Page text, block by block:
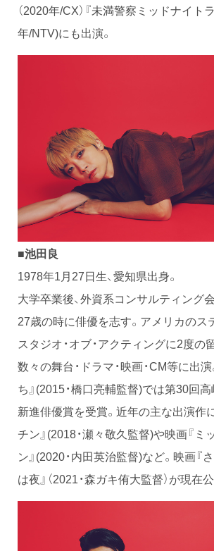
（2020年/CX）『未満警察ミッドナイト
年/NTV)にも出演。
■池田良
1978年1月27日生、愛知県出身。
大学卒業後、外資系コンサルティング
27歳の時に俳優を志す。アメリカのス
スタジオ・オブ・アクティングに2度の
数々の舞台・ドラマ・映画・CM等に出
ち』(2015・橋口亮輔監督)では第30回
新進俳優賞を受賞。近年の主な出演作
チン』(2018・瀬々敬久監督)や映画『ミ
ン』(2020・内田英治監督)など。映画『
は夜』（2021・森ガキ侑大監督）が現在